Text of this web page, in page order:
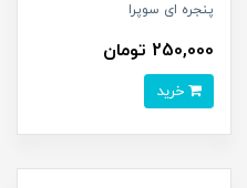
پنجره ای سوپرا
250,000 تومان